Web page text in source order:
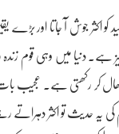
کو اکثر جوش آ جاتا اور بڑے
ہے۔ دنیا میں وہی قوم
کر رکھتی ہے۔ عجیب
کی یہ حدیث تو اکثر دہراتے